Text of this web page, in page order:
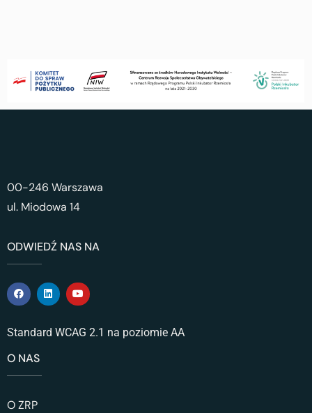
00-246 Warszawa
ul. Miodowa 14
ODWIEDŹ NAS NA
Standard WCAG 2.1 na poziomie AA
O NAS
O ZRP